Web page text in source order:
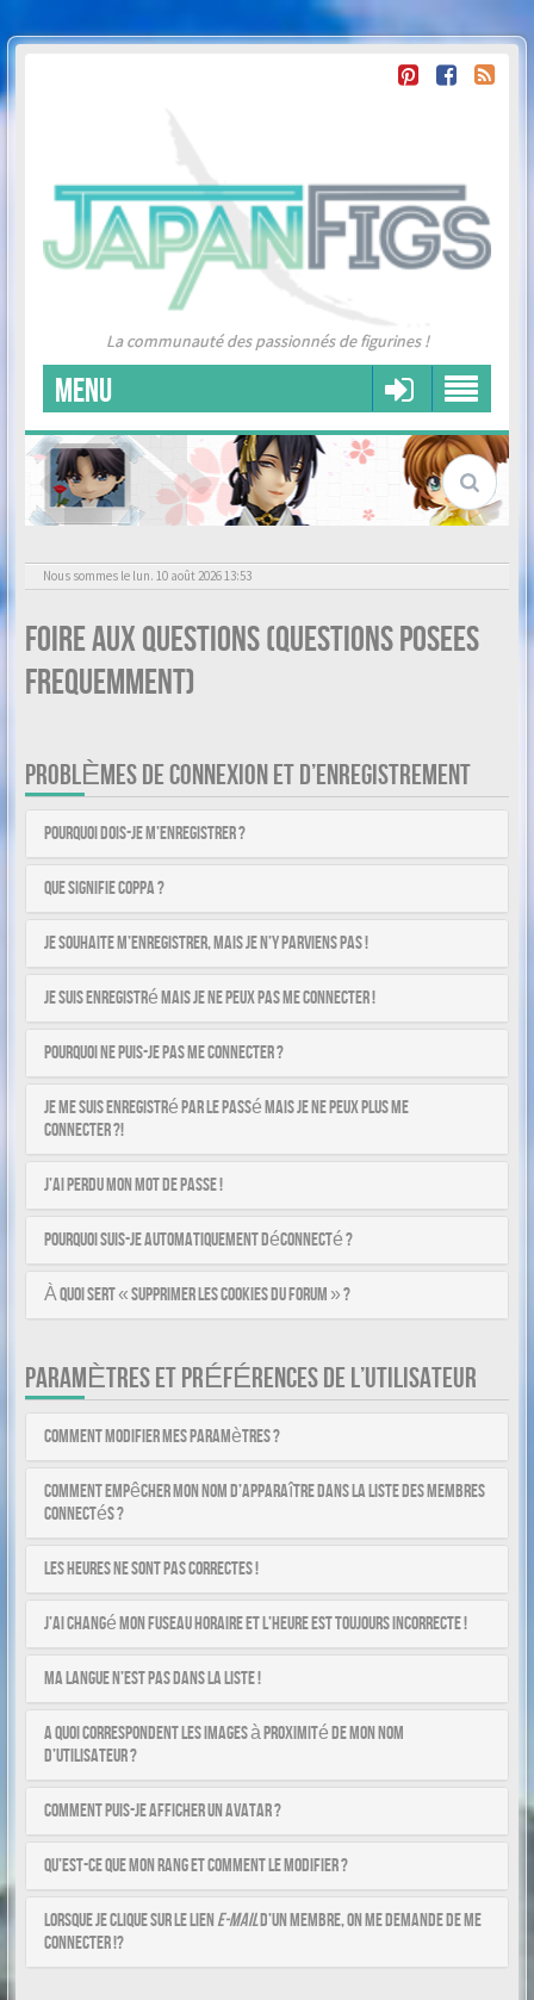
La communauté des passionnés de figurines !
MENU
Nous sommes le lun. 10 août 2026 13:53
Foire aux questions (Questions posees
frequemment)
PROBLÈMES DE CONNEXION ET D’ENREGISTREMENT
Pourquoi dois-je m’enregistrer ?
Que signifie COPPA ?
Je souhaite m’enregistrer, mais je n’y parviens pas !
Je suis enregistré mais je ne peux pas me connecter !
Pourquoi ne puis-je pas me connecter ?
Je me suis enregistré par le passé mais je ne peux plus me
connecter ?!
J’ai perdu mon mot de passe !
Pourquoi suis-je automatiquement déconnecté ?
À quoi sert « Supprimer les cookies du forum » ?
PARAMÈTRES ET PRÉFÉRENCES DE L’UTILISATEUR
Comment modifier mes paramètres ?
Comment empêcher mon nom d’apparaître dans la liste des membres
connectés ?
Les heures ne sont pas correctes !
J’ai changé mon fuseau horaire et l’heure est toujours incorrecte !
Ma langue n’est pas dans la liste !
A quoi correspondent les images à proximité de mon nom
d’utilisateur ?
Comment puis-je afficher un avatar ?
Qu’est-ce que mon rang et comment le modifier ?
Lorsque je clique sur le liene-maild’un membre, on me demande de me
connecter !?